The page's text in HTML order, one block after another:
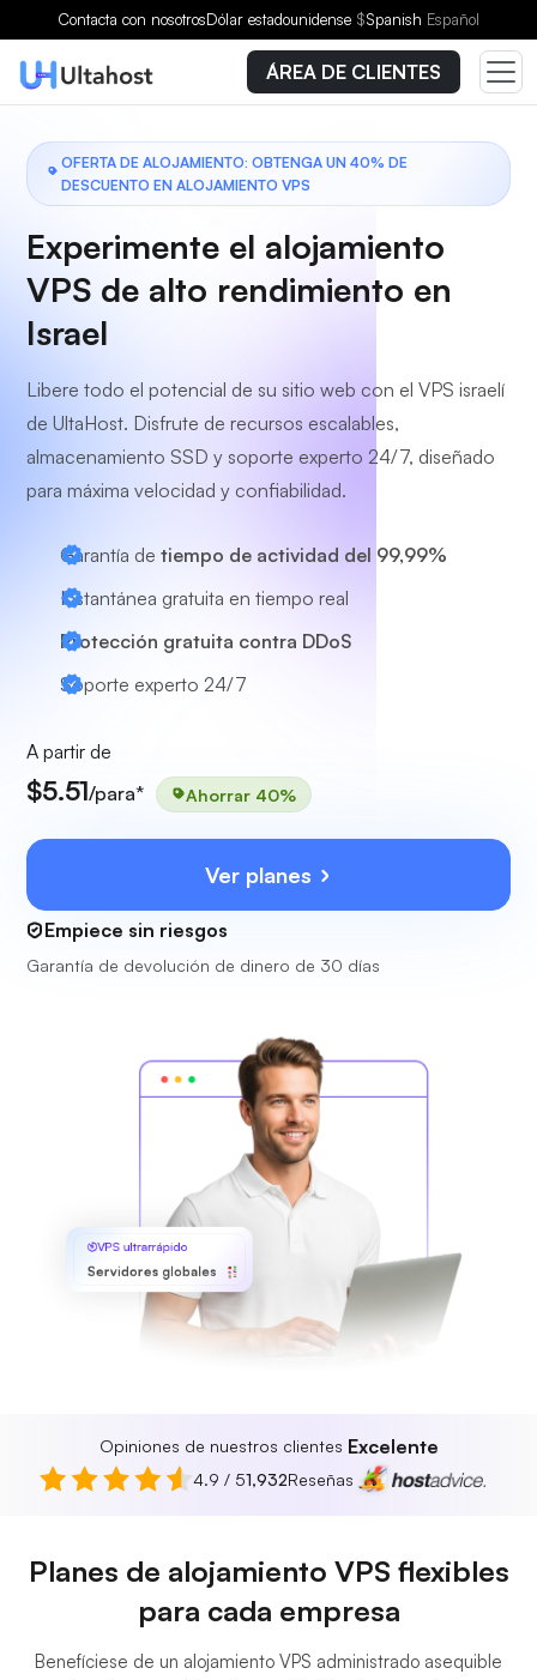
Contacta con nosotrosDólar estadounidense $Spanish Español
ÁREA DE CLIENTES
OFERTA DE ALOJAMIENTO: OBTENGA UN 40% DE
DESCUENTO EN ALOJAMIENTO VPS
Experimente el alojamiento
VPS de alto rendimiento en
Israel
Libere todo el potencial de su sitio web con el VPS israelí
de UltaHost. Disfrute de recursos escalables,
almacenamiento SSD y soporte experto 24/7, diseñado
para máxima velocidad y confiabilidad.
Garantía de tiempo de actividad del 99,99%
Instantánea gratuita en tiempo real
Protección gratuita contra DDoS
Soporte experto 24/7
A partir de
$5.51/para* Ahorrar 40%
Ver planes
Empiece sin riesgos
Garantía de devolución de dinero de 30 días
VPS ultrarrápido
Servidores globales
Opiniones de nuestros clientes Excelente
4.9 / 51,932Reseñas
Planes de alojamiento VPS flexibles
para cada empresa
Benefíciese de un alojamiento VPS administrado asequible